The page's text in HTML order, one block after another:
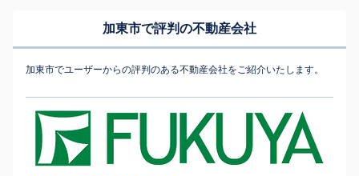
加東市で評判の不動産会社
加東市でユーザーからの評判のある不動産会社をご紹介いたします。